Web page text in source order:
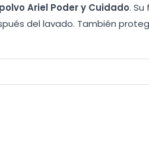
Ariel Poder y Cuidado.
del lavado. También